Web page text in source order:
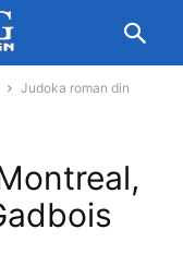
Judoka roman din